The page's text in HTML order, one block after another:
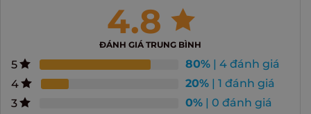
4.8
ĐÁNH GIÁ TRUNG BÌNH
5 80% | 4 đánh giá
4
20% | 1 đánh giá
3
0% | 0 đánh giá